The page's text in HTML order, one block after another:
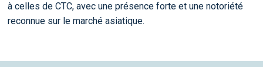
à celles de CTC, avec une présence forte et une notoriété
reconnue sur le marché asiatique.